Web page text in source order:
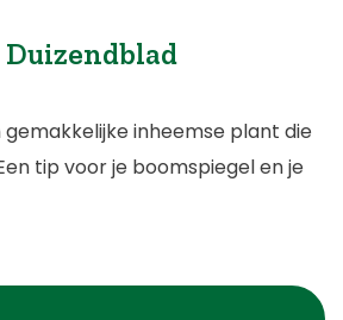
gemakkelijke inheemse plant die
tip voor je boomspiegel en je